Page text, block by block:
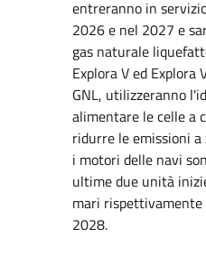
entreranno in
2026 e nel 2027 e
gas naturale
Explora V ed
GNL, utilizzeranno
alimentare le celle a
ridurre le emissioni
i motori delle navi
ultime due unità
mari
2028.